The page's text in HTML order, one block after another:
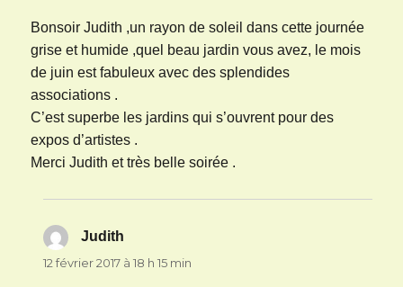
Bonsoir Judith ,un rayon de soleil dans cette journée
grise et humide ,quel beau jardin vous avez, le mois
de juin est fabuleux avec des splendides
associations .
C’est superbe les jardins qui s’ouvrent pour des
expos d’artistes .
Merci Judith et très belle soirée .
Judith
12 février 2017 à 18 h 15 min